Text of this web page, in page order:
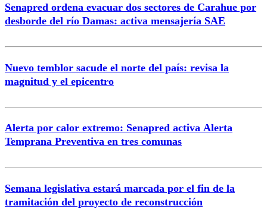
Senapred ordena evacuar dos sectores de Carahue por
desborde del río Damas: activa mensajería SAE
Nuevo temblor sacude el norte del país: revisa la
magnitud y el epicentro
Alerta por calor extremo: Senapred activa Alerta
Temprana Preventiva en tres comunas
Semana legislativa estará marcada por el fin de la
tramitación del proyecto de reconstrucción